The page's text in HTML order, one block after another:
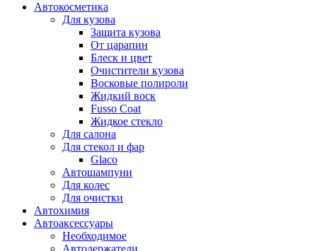
Автокосметика
Для кузова
Защита кузова
От царапин
Блеск и цвет
Очистители кузова
Восковые полироли
Жидкий воск
Fusso Coat
Жидкое стекло
Для салона
Для стекол и фар
Glaco
Автошампуни
Для колес
Для очистки
Автохимия
Автоаксессуары
Необходимое
Автодержатели